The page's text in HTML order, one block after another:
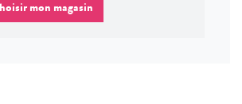
mon magasin